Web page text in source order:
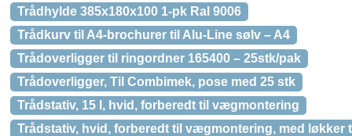
Trådhylde 385x180x100 1-pk Ral 9006
Trådkurv til A4-brochurer til Alu-Line sølv – A4
Trådoverligger til ringordner 165400 – 25stk/pak
Trådoverligger, Til Combimek, pose med 25 stk
Trådstativ, 15 l, hvid, forberedt til vægmontering
Trådstativ, hvid, forberedt til vægmontering, med løkker